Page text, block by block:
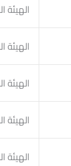
الهيئة
الهيئة
الهيئة
الهيئة
الهيئة